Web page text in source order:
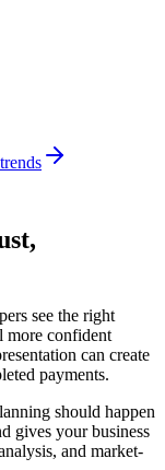
see the right
more confident
can create
payments.
should happen
gives your business
and market-